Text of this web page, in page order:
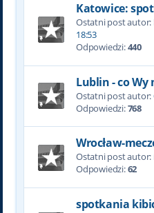
Katowice:
Ostatni post autor:
18:53
Odpowiedzi:440
Lublin - co Wy
Ostatni post autor:
Odpowiedzi:768
Wrocław-
Ostatni post autor:
Odpowiedzi:62
spotkania